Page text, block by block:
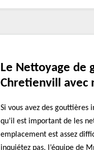
Le Nettoyage de
Chretienvill avec
Si vous avez des gouttières
qu’il est important de les
emplacement est assez
inquiétez pas, l’équipe de